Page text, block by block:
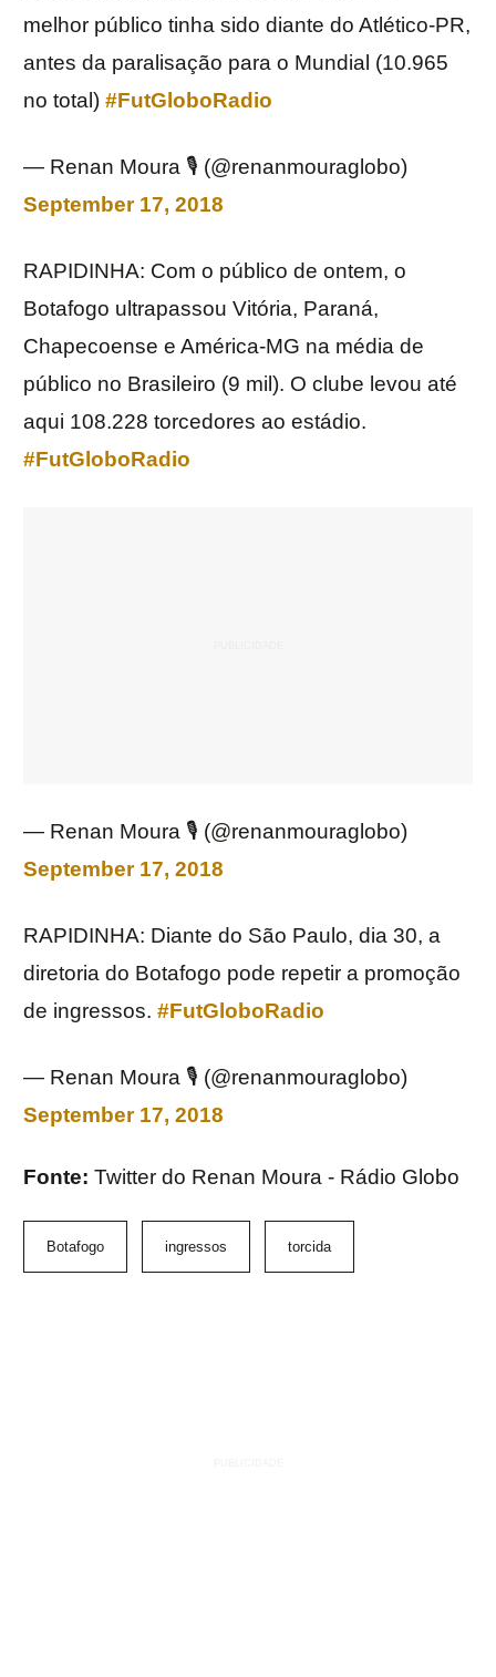
melhor público tinha sido diante do Atlético-PR,
antes da paralisação para o Mundial (10.965
no total) #FutGloboRadio
— Renan Moura 🎙️ (@renanmouraglobo)
September 17, 2018
RAPIDINHA: Com o público de ontem, o
Botafogo ultrapassou Vitória, Paraná,
Chapecoense e América-MG na média de
público no Brasileiro (9 mil). O clube levou até
aqui 108.228 torcedores ao estádio.
#FutGloboRadio
— Renan Moura 🎙️ (@renanmouraglobo)
September 17, 2018
RAPIDINHA: Diante do São Paulo, dia 30, a
diretoria do Botafogo pode repetir a promoção
de ingressos. #FutGloboRadio
— Renan Moura 🎙️ (@renanmouraglobo)
September 17, 2018
Fonte: Twitter do Renan Moura - Rádio Globo
Botafogo ingressos torcida